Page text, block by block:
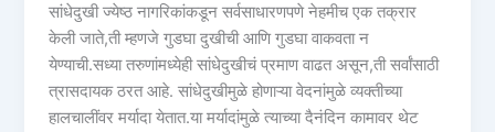
सांधेदुखी ज्येष्ठ नागरिकांकडून सर्वसाधारणपणे नेहमीच एक तक्रार
केली जाते,ती म्हणजे गुडघा दुखीची आणि गुडघा वाकवता न
येण्याची.सध्या तरुणांमध्येही सांधेदुखीचं प्रमाण वाढत असून,ती सर्वांसाठी
त्रासदायक ठरत आहे. सांधेदुखीमुळे होणाऱ्या वेदनांमुळे व्यक्तीच्या
हालचालींवर मर्यादा येतात.या मर्यादांमुळे त्याच्या दैनंदिन कामावर थेट